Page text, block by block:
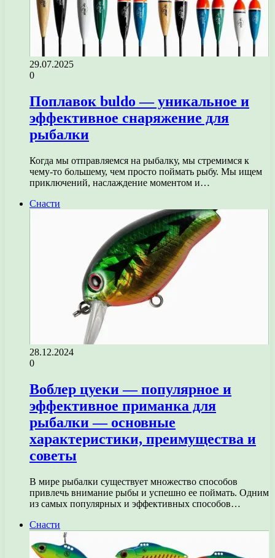
29.07.2025
0
Поплавок buldo — уникальное и
эффективное снаряжение для
рыбалки
Когда мы отправляемся на рыбалку, мы стремимся к
чему-то большему, чем просто поймать рыбу. Мы ищем
приключений, наслаждение моментом и…
Снасти
28.12.2024
0
Воблер цуеки — популярное и
эффективное приманка для
рыбалки — основные
характеристики, преимущества и
советы
В мире рыбалки существует множество способов
привлечь внимание рыбы и успешно ее поймать. Одним
из самых популярных и эффективных способов…
Снасти